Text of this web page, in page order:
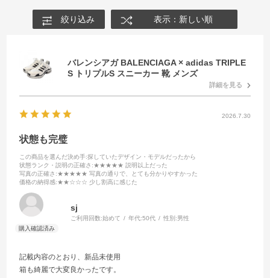
絞り込み 表示：新しい順
バレンシアガ BALENCIAGA × adidas TRIPLE
S トリプルS スニーカー 靴 メンズ
詳細を見る
2026.7.30
状態も完璧
この商品を選んだ決め手:探していたデザイン・モデルだったから
状態ランク・説明の正確さ :★★★★★ 説明以上だった
写真の正確さ :★★★★★ 写真の通りで、とても分かりやすかった
価格の納得感:★★☆☆☆ 少し割高に感じた
sj
ご利用回数:始めて 年代:50代 性別:男性
記載内容のとおり、新品未使用
箱も綺麗で大変良かったです。